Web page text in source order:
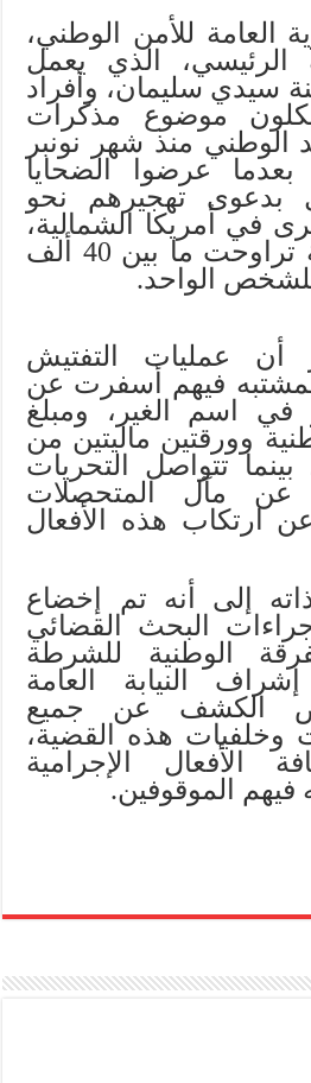
العامة للأمن الوطني،
الرئيسي، الذي يعمل
سيدي سليمان، وأفراد
موضوع مذكرات
منذ شهر نونبر
بعدما عرضوا الضحايا
بدعوى تهجيرهم نحو
في أمريكا الشمالية،
مقابل مبالغ مالية تراوحت ما بين 40 ألف
أن عمليات التفتيش
فيهم أسفرت عن
اسم الغير، ومبلغ
وورقتين ماليتين من
بينما تتواصل التحريات
مآل المتحصلات
عن ارتكاب هذه الأفعال
إلى أنه تم إخضاع
البحث القضائي
الوطنية للشرطة
النيابة العامة
الكشف عن جميع
هذه القضية،
الأفعال الإجرامية
فيهم الموقوفين.